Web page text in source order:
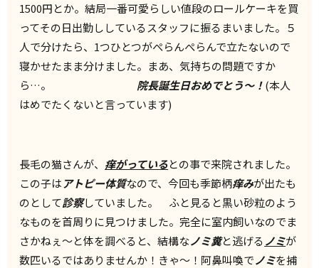
1500円とか。結局一番可愛らしい値段のロールケーキを買
ってその日出勤ししているスタッフに振るまいました。５
人で分けたら、1つひとつがぺらんぺらんで立たないので
寝かせたまま分けました。まあ、気持ちの問題ですか
ら…。 院長誕生日おめでとう～！(本人
はめでたくないと言っています)
長毛の猫さんが、 痒がっているとの事で来院されました。
この子は アトピー体質なので、今回も季節柄痒みが出たも
のとして診察していました。 ふと見ると黒い砂粒のよう
なものを首周りに見つけました。完全に室内飼いなのでま
さかねぇ～と体を調べると、結構なノミ糞と逃げるノミが
数匹いるではありませんか！きゃ～！阿鼻叫喚でノミを捕